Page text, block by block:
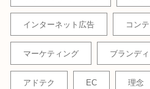
インターネット広告 コン
マーケティング ブランデ
アドテク EC 理念